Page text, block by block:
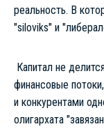
реальность. В
"siloviks" и
Капитал не
финансовые
и конкурентами
олигархата